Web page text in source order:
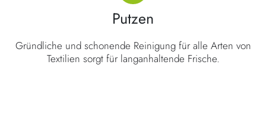
Putzen
Gründliche und schonende Reinigung für alle Arten von
Textilien sorgt für langanhaltende Frische.